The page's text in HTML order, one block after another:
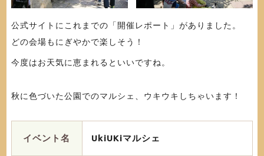
公式サイトにこれまでの「開催レポート」がありました。
どの会場もにぎやかで楽しそう！
今度はお天気に恵まれるといいですね。
秋に色づいた公園でのマルシェ、ウキウキしちゃいます！
イベント名 UkiUKiマルシェ